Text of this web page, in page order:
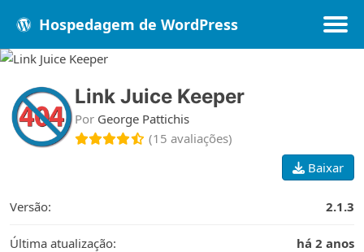
Hospedagem de WordPress
Populares
Recentes
Melhores
Link Juice Keeper
Por George Pattichis
(15 avaliações)
Baixar
Versão: 2.1.3
Última atualização: há 2 anos